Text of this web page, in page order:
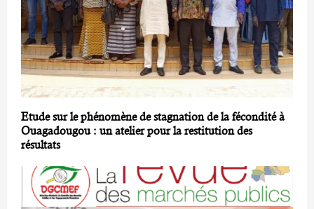
Etude sur le phénomène de stagnation de la fécondité à
Ouagadougou : un atelier pour la restitution des
résultats